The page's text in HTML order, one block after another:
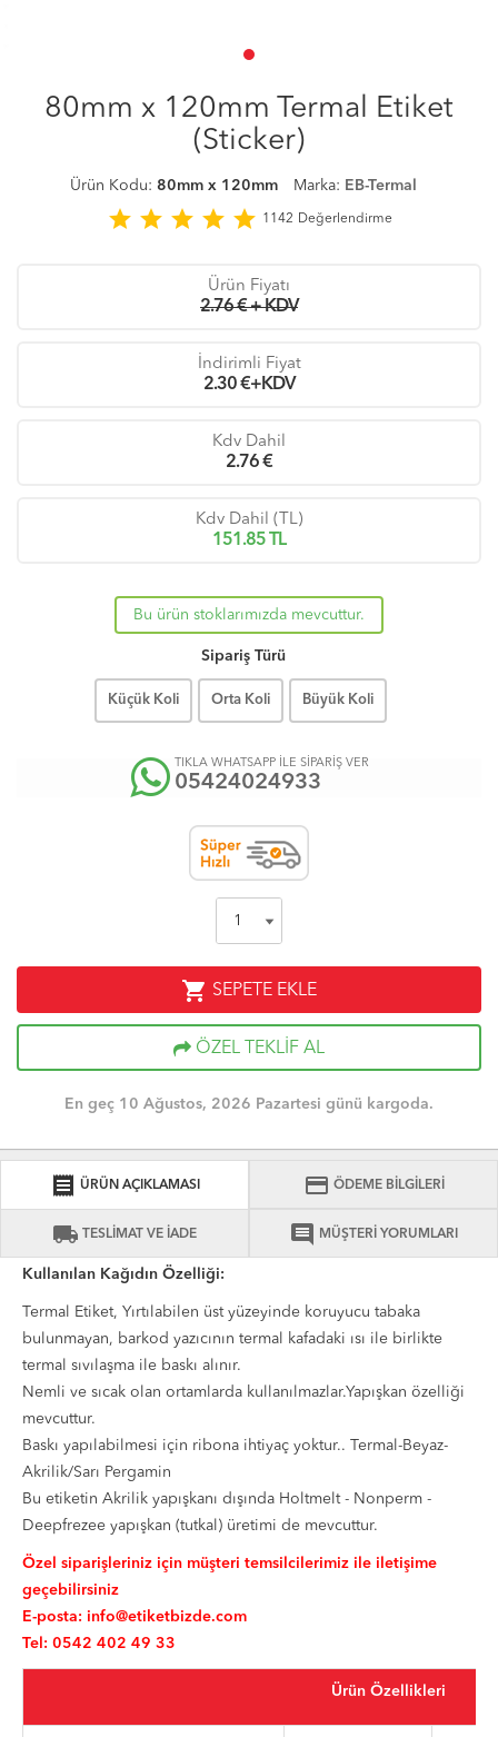
80mm x 120mm Termal Etiket
(Sticker)
Ürün Kodu: 80mm x 120mm Marka: EB-Termal
star star star star star 1142 Değerlendirme
Ürün Fiyatı
2.76 € + KDV
İndirimli Fiyat
2.30€+KDV
Kdv Dahil
2.76€
Kdv Dahil (TL)
151.85 TL
Bu ürün stoklarımızda mevcuttur.
Sipariş Türü
Küçük Koli Orta Koli Büyük Koli
TIKLA WHATSAPP İLE SİPARİŞ VER
05424024933
shopping_cart SEPETE EKLE
ÖZEL TEKLİF AL
En geç 10 Ağustos, 2026 Pazartesi günü kargoda.
receipt ÜRÜN AÇIKLAMASI credit_card ÖDEME BİLGİLERİ
local_shipping TESLİMAT VE İADE comment MÜŞTERİ YORUMLARI
Kullanılan Kağıdın Özelliği:
Termal Etiket, Yırtılabilen üst yüzeyinde koruyucu tabaka
bulunmayan, barkod yazıcının termal kafadaki ısı ile birlikte
termal sıvılaşma ile baskı alınır.
Nemli ve sıcak olan ortamlarda kullanılmazlar.Yapışkan özelliği
mevcuttur.
Baskı yapılabilmesi için ribona ihtiyaç yoktur.. Termal-Beyaz-
Akrilik/Sarı Pergamin
Bu etiketin Akrilik yapışkanı dışında Holtmelt - Nonperm -
Deepfrezee yapışkan (tutkal) üretimi de mevcuttur.
Özel siparişleriniz için müşteri temsilcilerimiz ile iletişime
geçebilirsiniz
E-posta: info@etiketbizde.com
Tel: 0542 402 49 33
Ürün Özellikleri